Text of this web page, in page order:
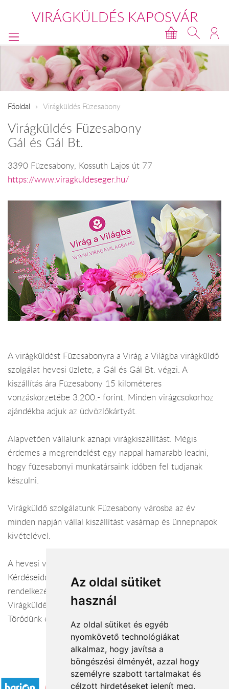
Az oldal sütiket
használ
Az oldal sütiket és egyéb
nyomkövető technológiákat
alkalmaz, hogy javítsa a
böngészési élményét, azzal hogy
személyre szabott tartalmakat és
célzott hirdetéseket jelenít meg,
VIRÁGKÜLDÉS KAPOSVÁR
Főoldal Virágküldés Füzesabony
Virágküldés Füzesabony
Gál és Gál Bt.
3390 Füzesabony, Kossuth Lajos út 77
https://www.viragkuldeseger.hu/
A virágküldést Füzesabonyra a Virág a Világba virágküldő
szolgálat hevesi üzlete, a Gál és Gál Bt. végzi. A
kiszállítás ára Füzesabony 15 kilométeres
vonzáskörzetébe 3.200.- forint. Minden virágcsokorhoz
ajándékba adjuk az üdvözlőkártyát.
Alapvetően vállalunk aznapi virágkiszállítást. Mégis
érdemes a megrendelést egy nappal hamarabb leadni,
hogy füzesabonyi munkatársaink időben fel tudjanak
készülni.
Virágküldő szolgálatunk Füzesabony városba az év
minden napján vállal kiszállítást vasárnap és ünnepnapok
kivételével.
A hevesi virágüzlet webáruháza:
Kérdéseiddel kapcsolatban örömmel állunk
rendelkezésedre.
Virágküldés Füzesabony
Törődünk egymással
Elfogadott fizetési módok